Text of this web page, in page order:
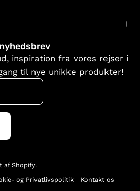
inspiration fra vores rejser i
til nye unikke produkter!
af Shopify.
og Privatlivspolitik
Kontakt os